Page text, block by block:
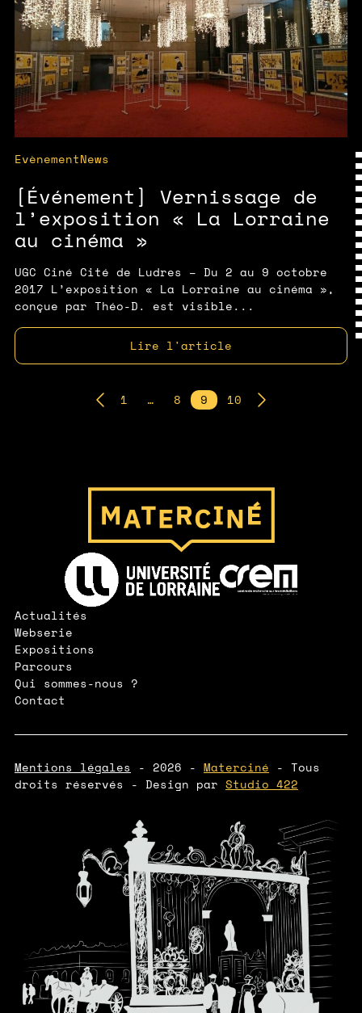
EvènementNews
[Événement] Vernissage de
l’exposition « La Lorraine
au cinéma »
UGC Ciné Cité de Ludres – Du 2 au 9 octobre
2017 L’exposition « La Lorraine au cinéma »,
conçue par Théo-D. est visible...
Lire l'article
Pagination
1 … 8 9 10
Page d'accueil
Lien vers le site de l'Université de Lorraine
Lien vers le site de l'IUT CREM
Actualités
Webserie
Expositions
Parcours
Qui sommes-nous ?
Contact
Mentions légales - 2026 - Materciné - Tous
droits réservés - Design par Studio 422